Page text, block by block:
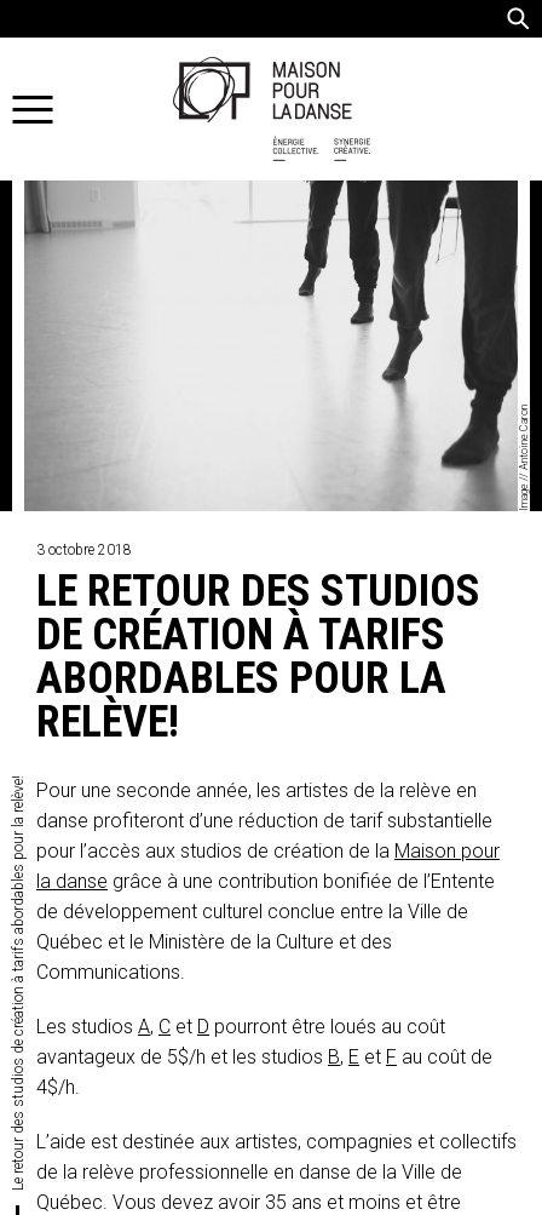
Image // Antoine Caron
3 octobre 2018
LE RETOUR DES STUDIOS
DE CRÉATION À TARIFS
ABORDABLES POUR LA
RELÈVE!
Le retour des studios de création à tarifs abordables pour la relève! Pour une seconde année, les artistes de la relève en
danse profiteront d’une réduction de tarif substantielle
pour l’accès aux studios de création de la Maison pour
la danse grâce à une contribution bonifiée de l’Entente
de développement culturel conclue entre la Ville de
Québec et le Ministère de la Culture et des
Communications.
Les studios A, C et D pourront être loués au coût
avantageux de 5$/h et les studios B, E et F au coût de
4$/h.
L’aide est destinée aux artistes, compagnies et collectifs
de la relève professionnelle en danse de la Ville de
Québec. Vous devez avoir 35 ans et moins et être